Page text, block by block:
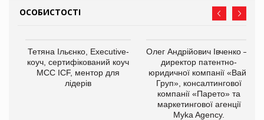
ОСОБИСТОСТІ
Тетяна Ільєнко, Executive-
коуч, сертифікований коуч
МСС ICF, ментор для
лідерів
Олег Андрійович Івченко —
директор патентно-
юридичної компанії «Вайз
Груп», консалтингової
компанії «Парето» та
маркетингової агенції
Myka Agency.